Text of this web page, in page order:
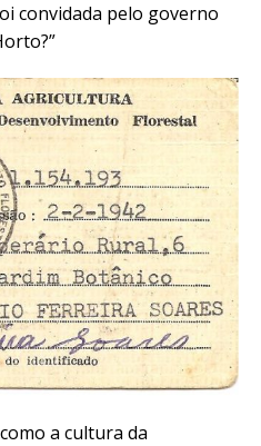
convidada pelo governo
a cultura da